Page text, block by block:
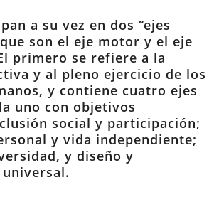
a su vez en dos “ejes
son el eje motor y el eje
primero se refiere a la
y al pleno ejercicio de los
y contiene cuatro ejes
uno con objetivos
social y participación;
y vida independiente;
y diseño y